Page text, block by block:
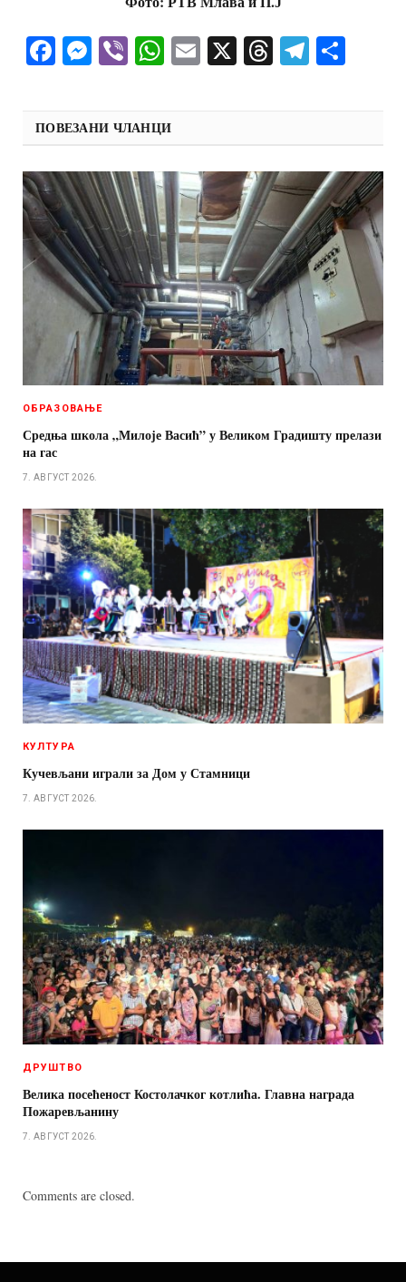
Facebook
Messenger
ViberWhatsApp
Email
X Threads
ПОВЕЗАНИ ЧЛАНЦИ
ОБРАЗОВАЊЕ
Средња школа „Милоје Васић” у Великом Градишту прелази
на гас
7. АВГУСТ 2026.
КУЛТУРА
Кучевљани играли за Дом у Стамници
7. АВГУСТ 2026.
ДРУШТВО
Велика посећеност Костолачког котлића. Главна награда
Пожаревљанину
7. АВГУСТ 2026.
Comments are closed.